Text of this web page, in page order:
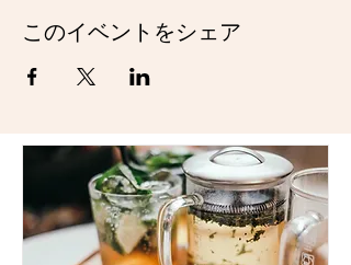
：２,０００円（単発参加費）
■定 員 ： ５名（※先着順となります。）
込みください。
※締切：実施日の開始２時間前までにお申込
みください。
※ご予約完了後、参加専用URLをメールにて
お送りさせて頂きます。
このイベントをシェア